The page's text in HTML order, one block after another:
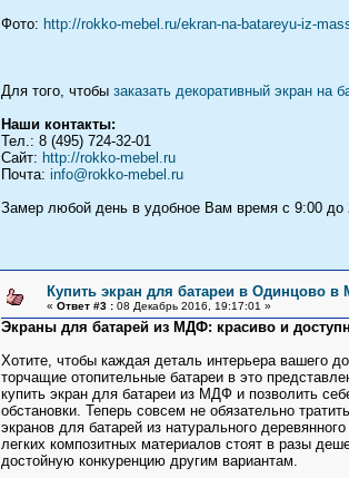
Фото: http://rokko-mebel.ru/ekran-na-batareyu-iz-
Для того, чтобы заказать декоративный экран на
Наши контакты:
Тел.: 8 (495) 724-32-01
Сайт: http://rokko-mebel.ru
Почта: info@rokko-mebel.ru
Замер любой день в удобное Вам время с 9:00 до
Купить экран для батареи в Одинцово в
« Ответ #3 : 08 Декабрь 2016, 19:17:01 »
Экраны для батарей из МДФ: красиво и
Хотите, чтобы каждая деталь интерьера вашего
торчащие отопительные батареи в это
купить экран для батареи из МДФ и позволить
обстановки. Теперь совсем не обязательно
экранов для батарей из натурального
легких композитных материалов стоят в разы
достойную конкуренцию другим вариантам.